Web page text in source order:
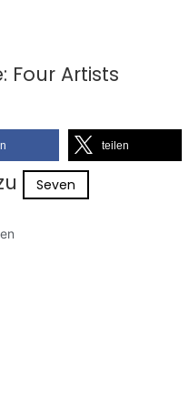
Four Artists
teilen
Seven